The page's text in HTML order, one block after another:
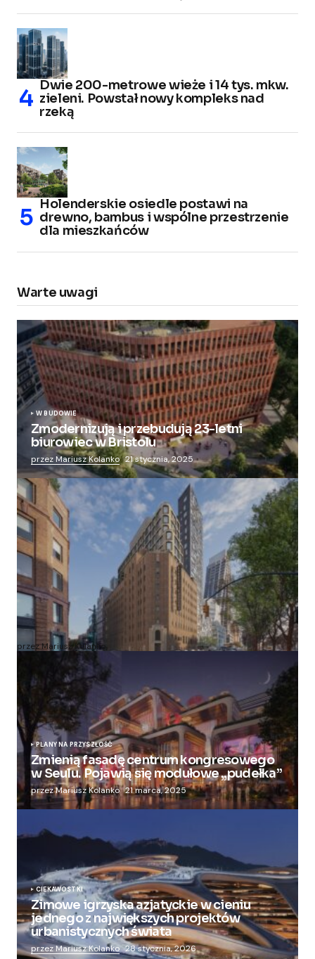
Dwie 200-metrowe wieże i 14 tys. mkw.
zieleni. Powstał nowy kompleks nad
rzeką
Holenderskie osiedle postawi na
drewno, bambus i wspólne przestrzenie
dla mieszkańców
Warte uwagi
W BUDOWIE
Zmodernizują i przebudują 23-letni
biurowiec w Bristolu
przez Mariusz Kolanko 21 stycznia, 2025
Zmieniają więzienie dla kobiet w nowoczesny
apartamentowiec
przez Mariusz Kolanko 20 lipca, 2024
PLANY NA PRZYSZŁOŚĆ
Zmienią fasadę centrum kongresowego
w Seulu. Pojawią się modułowe „pudełka”
przez Mariusz Kolanko 21 marca, 2025
CIEKAWOSTKI
Zimowe igrzyska azjatyckie w cieniu
jednego z największych projektów
urbanistycznych świata
przez Mariusz Kolanko 28 stycznia, 2026